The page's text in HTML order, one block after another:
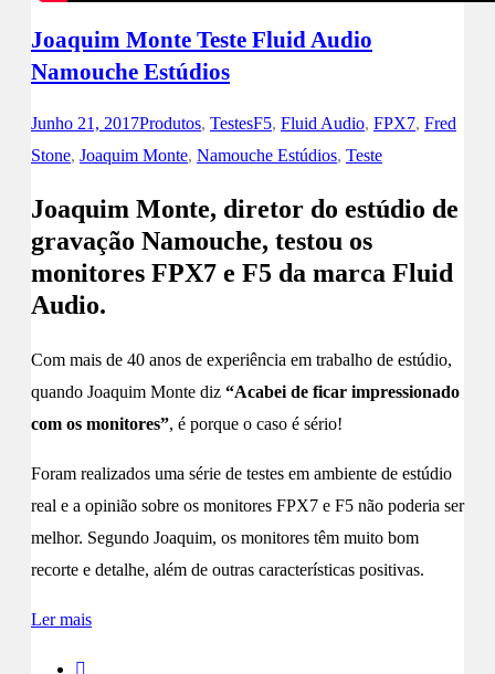
Joaquim Monte Teste Fluid Audio
Namouche Estúdios
Junho 21, 2017Produtos, TestesF5, Fluid Audio, FPX7, Fred
Stone, Joaquim Monte, Namouche Estúdios, Teste
Joaquim Monte, diretor do estúdio de
gravação Namouche, testou os
monitores FPX7 e F5 da marca Fluid
Audio.
Com mais de 40 anos de experiência em trabalho de estúdio,
quando Joaquim Monte diz “Acabei de ficar impressionado
com os monitores”, é porque o caso é sério!
Foram realizados uma série de testes em ambiente de estúdio
real e a opinião sobre os monitores FPX7 e F5 não poderia ser
melhor. Segundo Joaquim, os monitores têm muito bom
recorte e detalhe, além de outras características positivas.
Ler mais